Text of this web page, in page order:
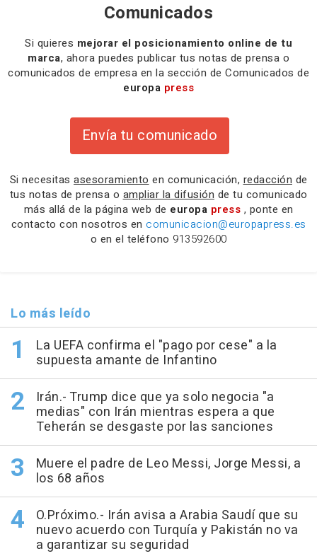
Comunicados
Si quieres mejorar el posicionamiento online de tu
marca, ahora puedes publicar tus notas de prensa o
comunicados de empresa en la sección de Comunicados de
europa press
Envía tu comunicado
Si necesitas asesoramiento en comunicación, redacción de
tus notas de prensa o ampliar la difusión de tu comunicado
más allá de la página web de europa press , ponte en
contacto con nosotros en comunicacion@europapress.es
o en el teléfono 913592600
Lo más leído
La UEFA confirma el "pago por cese" a la
supuesta amante de Infantino
Irán.- Trump dice que ya solo negocia "a
medias" con Irán mientras espera a que
Teherán se desgaste por las sanciones
Muere el padre de Leo Messi, Jorge Messi, a
los 68 años
O.Próximo.- Irán avisa a Arabia Saudí que su
nuevo acuerdo con Turquía y Pakistán no va
a garantizar su seguridad